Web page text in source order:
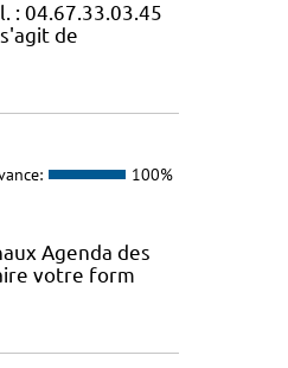
: 04.67.33.03.45
de
100%
Agenda des
votre form